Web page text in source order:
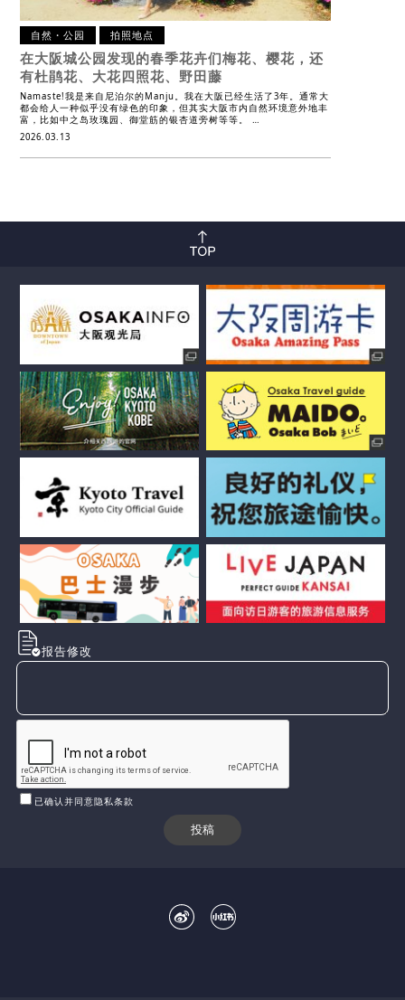
自然・公园 拍照地点
在大阪城公园发现的春季花卉们梅花、樱花，还
有杜鹃花、大花四照花、野田藤
Namaste!我是来自尼泊尔的Manju。我在大阪已经生活了3年。通常大
都会给人一种似乎没有绿色的印象，但其实大阪市内自然环境意外地丰
富，比如中之岛玫瑰园、御堂筋的银杏道旁树等等。 …
2026.03.13
报告修改
已确认并同意隐私条款